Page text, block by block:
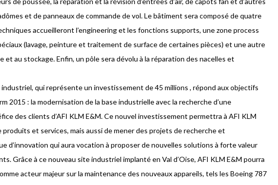
et de panneaux de commande de vol. Le bâtiment sera composé de quatre
accueilleront l’engineering et les fonctions supports, une zone process
(lavage, peinture et traitement de surface de certaines pièces) et une autre
et au stockage. Enfin, un pôle sera dévolu à la réparation des nacelles et
qui représente un investissement de 45 millions , répond aux objectifs
2015 : la modernisation de la base industrielle avec la recherche d’une
des clients d’AFI KLM E&M. Ce nouvel investissement permettra à AFI KLM
produits et services, mais aussi de mener des projets de recherche et
d’innovation qui aura vocation à proposer de nouvelles solutions à forte valeur
Grâce à ce nouveau site industriel implanté en Val d’Oise, AFI KLM E&M pourra
acteur majeur sur la maintenance des nouveaux appareils, tels les Boeing 787